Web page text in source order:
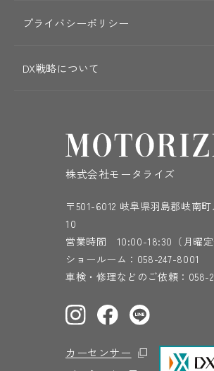
プライバシーポリシー
DX戦略について
株式会社モータライズ
〒501-6012 岐阜県羽島郡岐南
10
営業時間 10:00-18:30（月曜定
ショールーム： 058-247-8001
車検・修理などのご依頼： 058-
カーセンサー